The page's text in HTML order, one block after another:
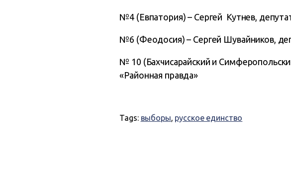
№4 (Евпатория) – Сергей Кутнев,
№6 (Феодосия) – Сергей Шувайников,
№ 10 (Бахчисарайский и
«Районная правда»
Tags: выборы, русское единство